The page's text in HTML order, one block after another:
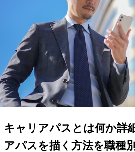
キャリアパスとは何か詳
アパスを描く方法を職種